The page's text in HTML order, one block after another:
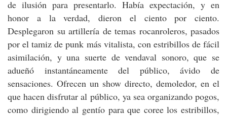
de ilusión para presentarlo. Había expectación, y en
honor a la verdad, dieron el ciento por ciento.
Desplegaron su artillería de temas rocanroleros, pasados
por el tamiz de punk más vitalista, con estribillos de fácil
asimilación, y una suerte de vendaval sonoro, que se
adueñó instantáneamente del público, ávido de
sensaciones. Ofrecen un show directo, demoledor, en el
que hacen disfrutar al público, ya sea organizando pogos,
como dirigiendo al gentío para que coree los estribillos,